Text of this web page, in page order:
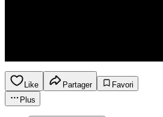
Like Partager
Favori
Plus